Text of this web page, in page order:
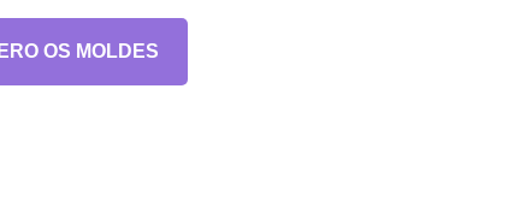
OS MOLDES